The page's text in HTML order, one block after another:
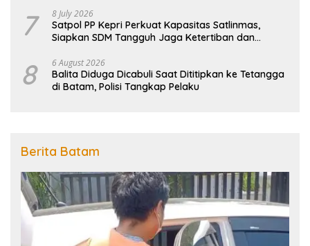
7 8 July 2026
Satpol PP Kepri Perkuat Kapasitas Satlinmas,
Siapkan SDM Tangguh Jaga Ketertiban dan
8 6 August 2026
Balita Diduga Dicabuli Saat Dititipkan ke Tetangga
di Batam, Polisi Tangkap Pelaku
Berita Batam